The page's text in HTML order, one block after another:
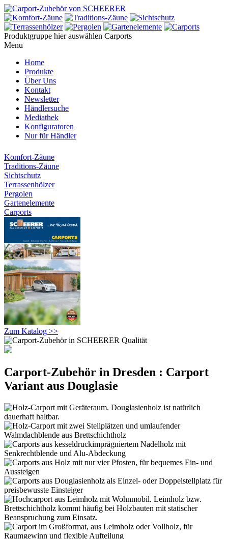
Produktgruppe hier auswählen Carports
Menu
Home
Produkte
Über Uns
Kontakt
Newsletter
Händlersuche
Mediathek
Konfiguratoren
Nur für Händler
Komfort-Zäune
Traditions-Zäune
Sichtschutz
Terrassenhölzer
Pergolen
Gartenelemente
Carports
Zum Katalog >>
Carport-Zubehör in Dresden : Carport
Variant aus Douglasie